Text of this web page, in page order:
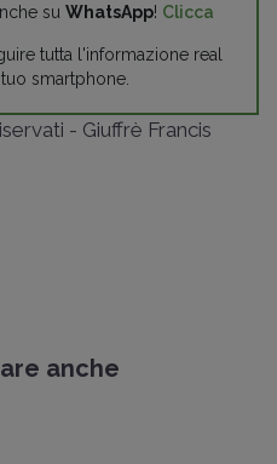
su WhatsApp! Clicca
tutta l'informazione real
smartphone.
- Giuffrè Francis
anche